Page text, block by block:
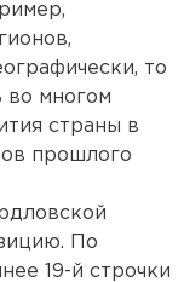
то
во многом
страны в
прошлого
По
19-й строчки